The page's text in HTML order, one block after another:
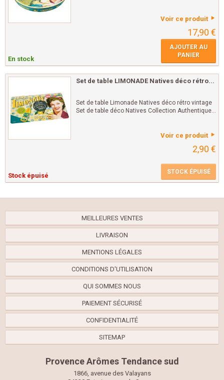
Voir ce produit
17,90 €
En stock
AJOUTER AU
PANIER
Set de table LIMONADE Natives déco rétro...
Set de table Limonade Natives déco rétro vintage
Set de table déco Natives Collection Authentique...
Voir ce produit
2,90 €
Stock épuisé STOCK ÉPUISÉ
MEILLEURES VENTES
LIVRAISON
MENTIONS LÉGALES
CONDITIONS D'UTILISATION
QUI SOMMES NOUS
PAIEMENT SÉCURISÉ
CONFIDENTIALITÉ
SITEMAP
Provence Arômes Tendance sud
1866, avenue des Valayans